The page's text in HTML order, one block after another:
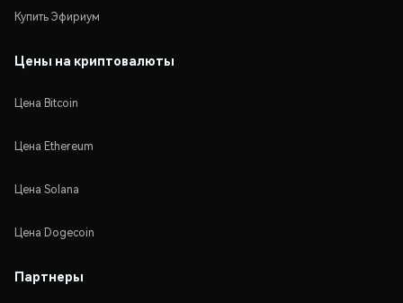
Купить Эфириум
Цены на криптовалюты
Цена Bitcoin
Цена Ethereum
Цена Solana
Цена Dogecoin
Партнеры